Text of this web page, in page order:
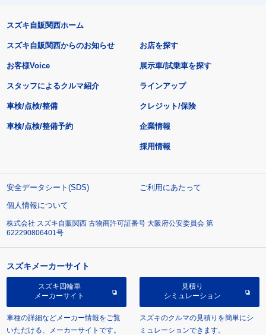
スズキ自販関西ホーム
スズキ自販関西からのお知らせ
お客様Voice
スタッフによるクルマ紹介
お店を探す
展示車/試乗車を探す
ラインアップ
車検/点検/整備 クレジット/保険
車検/点検/整備予約 企業情報
採用情報
安全データシート(SDS)
ご利用にあたって
個人情報について
株式会社 スズキ自販関西 古物商許可証番号 大阪府公安委員会 第
622290806401号
スズキメーカーサイト
スズキ四輪車
メーカーサイト
車種の詳細などメーカー情報をご覧
いただける、メーカーサイトです。
見積り
シミュレーション
スズキのクルマの見積りを簡単にシ
ミュレーションできます。